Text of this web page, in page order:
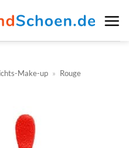
Make-up » Rouge